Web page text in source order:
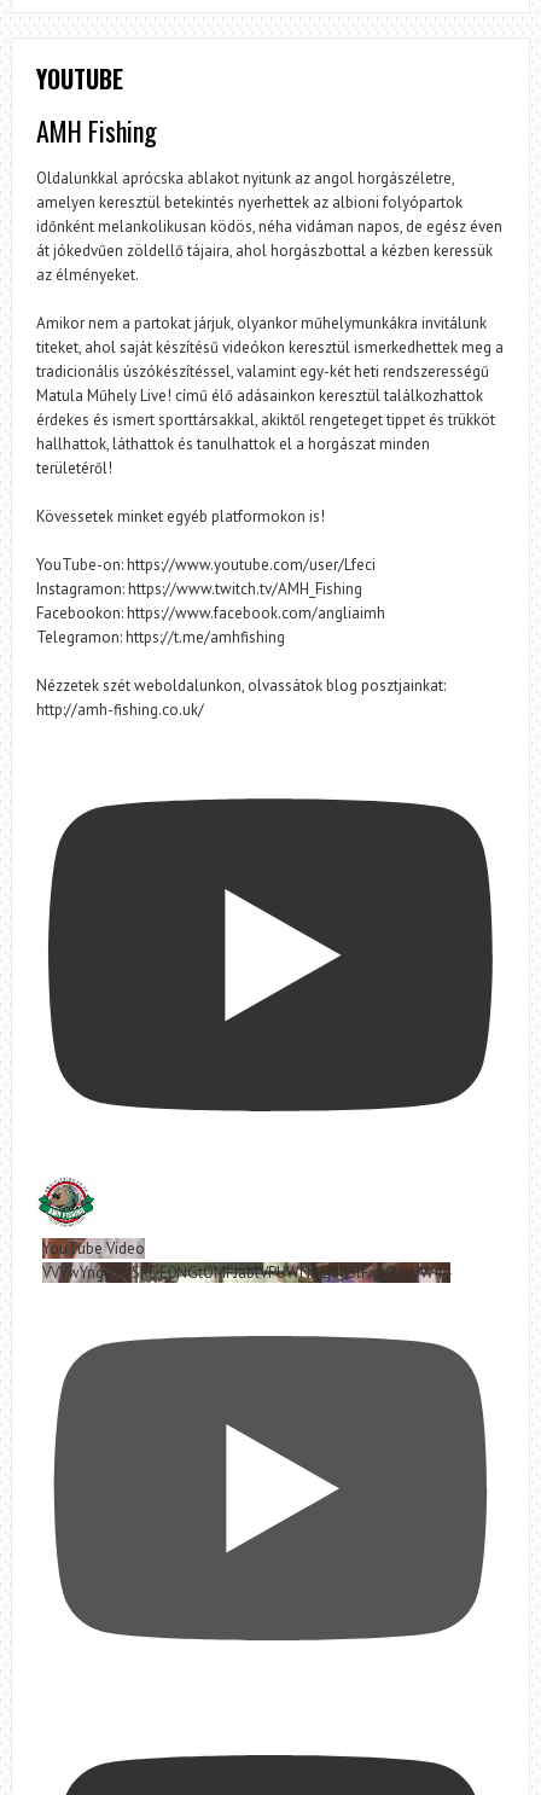
YOUTUBE
AMH Fishing
Oldalunkkal aprócska ablakot nyitunk az angol horgászéletre,
amelyen keresztül betekintés nyerhettek az albioni folyópartok
időnként melankolikusan ködös, néha vidáman napos, de egész éven
át jókedvűen zöldellő tájaira, ahol horgászbottal a kézben keressük
az élményeket.
Amikor nem a partokat járjuk, olyankor műhelymunkákra invitálunk
titeket, ahol saját készítésű videókon keresztül ismerkedhettek meg a
tradicionális úszókészítéssel, valamint egy-két heti rendszerességű
Matula Műhely Live! című élő adásainkon keresztül találkozhattok
érdekes és ismert sporttársakkal, akiktől rengeteget tippet és trükköt
hallhattok, láthattok és tanulhattok el a horgászat minden
területéről!
Kövessetek minket egyéb platformokon is!
YouTube-on: https://www.youtube.com/user/Lfeci
Instagramon: https://www.twitch.tv/AMH_Fishing
Facebookon: https://www.facebook.com/angliaimh
Telegramon: https://t.me/amhfishing
Nézzetek szét weboldalunkon, olvassátok blog posztjainkat:
http://amh-fishing.co.uk/
YouTube Video
VVVwYngyRjVSRDE0NGtOMFJablVPUWNBLjd0SlFxa0VoUW44